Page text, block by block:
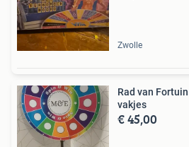
Zwolle
Rad van
vakjes
€ 45,00